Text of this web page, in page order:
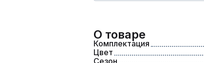
О товаре
Комплектация
Цвет
Сезон